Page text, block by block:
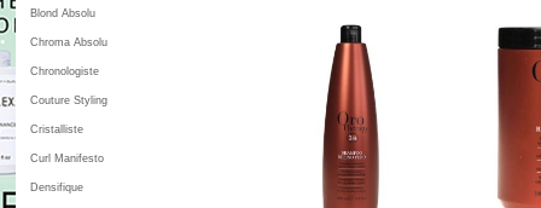
Blond Absolu
Chroma Absolu
Chronologiste
Couture Styling
Cristalliste
Curl Manifesto
Densifique